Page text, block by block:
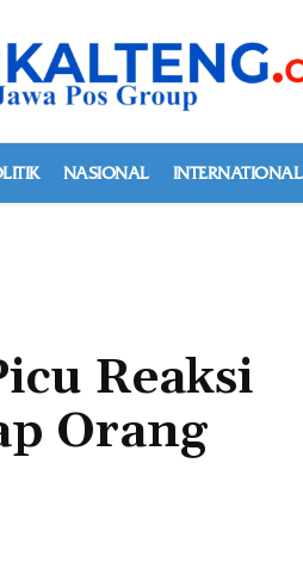
NASIONAL INTERNATIONAL
Reaksi
Orang